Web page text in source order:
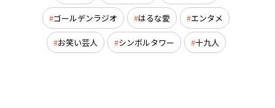
ゴールデンラジオ はるな愛 エンタメ
お笑い芸人 シンボルタワー 十九人